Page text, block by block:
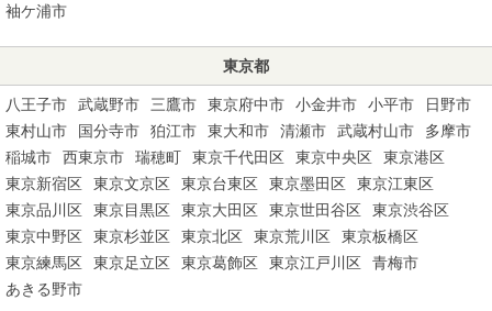
袖ケ浦市
東京都
八王子市 武蔵野市 三鷹市 東京府中市 小金井市 小平市
日野市
東村山市
国分寺市 狛江市 東大和市 清瀬市 武蔵村山市
多摩市
稲城市
西東京市 瑞穂町 東京千代田区 東京中央区
東京港区
東京新宿区
東京文京区 東京台東区 東京墨田区
東京江東区
東京品川区
東京目黒区 東京大田区 東京世田谷区
東京渋谷区
東京中野区
東京杉並区 東京北区 東京荒川区
東京板橋区
東京練馬区
東京足立区 東京葛飾区 東京江戸川区
青梅市
あきる野市